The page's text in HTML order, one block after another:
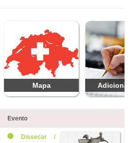
Mapa Adicionar
Evento
Dissecar /